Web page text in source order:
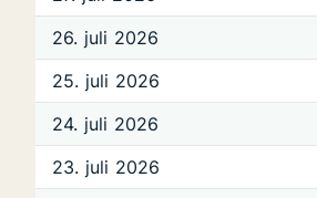
26. juli 2026
25. juli 2026
24. juli 2026
23. juli 2026